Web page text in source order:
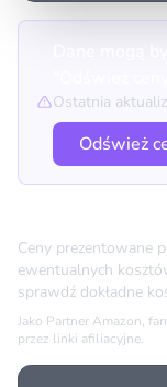
Ostatnia
Odśwież
Ceny prezentowane
ewentualnych
sprawdź dokładne
Jako Partner Amazon,
przez linki afiliacyjne.